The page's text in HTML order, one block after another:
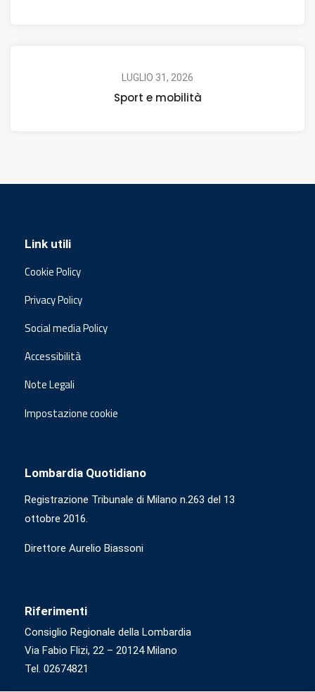
LUGLIO 31, 2026
Sport e mobilità
Link utili
Cookie Policy
Privacy Policy
Social media Policy
Accessibilità
Note Legali
Impostazione cookie
Lombardia Quotidiano
Registrazione Tribunale di Milano n.263 del 13
ottobre 2016.
Direttore Aurelio Biassoni
Riferimenti
Consiglio Regionale della Lombardia
Via Fabio Flizi, 22 – 20124 Milano
Tel. 02674821